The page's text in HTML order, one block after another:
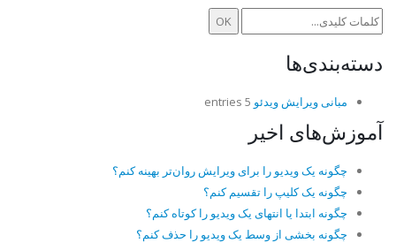
دسته‌بندی‌ها
مبانی ویرایش ویدئو
آموزش‌های اخیر
چگونه یک ویدیو را برای ویرایش روان‌تر بهینه کنم؟
چگونه یک کلیپ را تقسیم کنم؟
چگونه ابتدا یا انتهای یک ویدیو را کوتاه کنم؟
چگونه بخشی از وسط یک ویدیو را حذف کنم؟